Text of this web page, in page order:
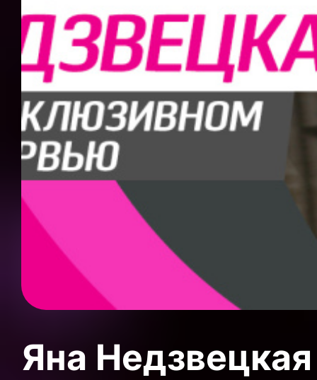
Яна Недзвецкая